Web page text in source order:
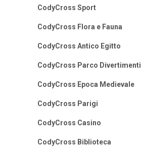
CodyCross Sport
CodyCross Flora e Fauna
CodyCross Antico Egitto
CodyCross Parco Divertimenti
CodyCross Epoca Medievale
CodyCross Parigi
CodyCross Casino
CodyCross Biblioteca